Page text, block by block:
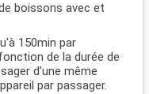
boissons avec et
150min par
de la durée de
d'une même
par passager.